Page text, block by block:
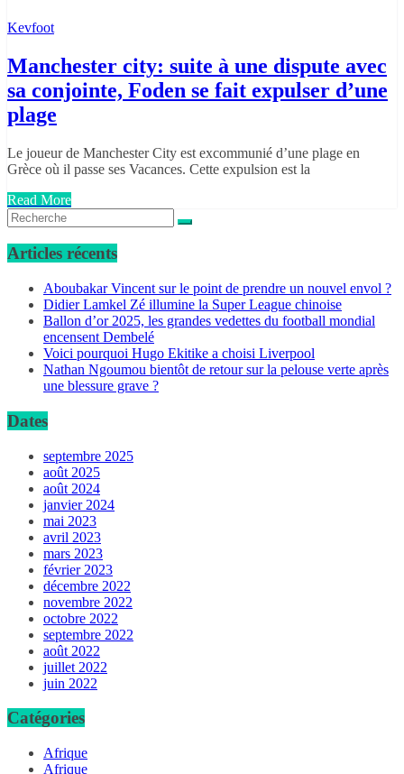
Kevfoot
Manchester city: suite à une dispute avec
sa conjointe, Foden se fait expulser d’une
plage
Le joueur de Manchester City est excommunié d’une plage en
Grèce où il passe ses Vacances. Cette expulsion est la
Read More
Articles récents
Aboubakar Vincent sur le point de prendre un nouvel envol ?
Didier Lamkel Zé illumine la Super League chinoise
Ballon d’or 2025, les grandes vedettes du football mondial
encensent Dembelé
Voici pourquoi Hugo Ekitike a choisi Liverpool
Nathan Ngoumou bientôt de retour sur la pelouse verte après
une blessure grave ?
Dates
septembre 2025
août 2025
août 2024
janvier 2024
mai 2023
avril 2023
mars 2023
février 2023
décembre 2022
novembre 2022
octobre 2022
septembre 2022
août 2022
juillet 2022
juin 2022
Catégories
Afrique
Afrique